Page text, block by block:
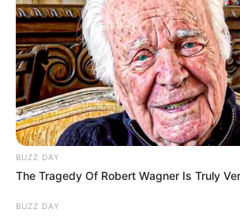
BUZZ DAY
The Tragedy Of Robert Wagner Is Truly
BUZZ DAY